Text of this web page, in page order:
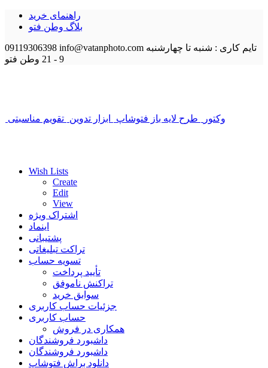
راهنمای خرید
بلاگ وطن فتو
09119306398 info@vatanphoto.com تایم کاری : شنبه تا چهارشنبه
9 - 21
وطن فتو
وکتور طرح لایه باز فتوشاپ ابزار تدوین تقویم مناسبتی
Wish Lists
Create
Edit
View
اشتراک ویژه
اینماد
پشتیبانی
تراکت تبلیغاتی
تسویه حساب
تأیید پرداخت
تراکنش ناموفق
سوابق خرید
جزئیات حساب کاربری
حساب کاربری
همکاری در فروش
داشبورد فروشندگان
داشبورد فروشندگان
دانلود براش فتوشاپ